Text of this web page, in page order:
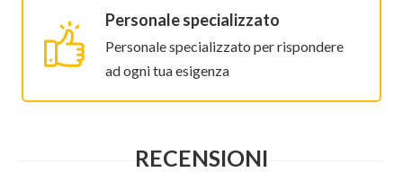
Personale specializzato
Personale specializzato per rispondere
ad ogni tua esigenza
RECENSIONI